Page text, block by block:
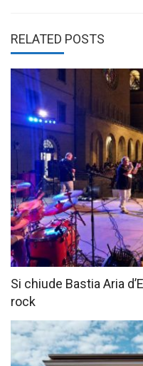
RELATED POSTS
Si chiude Bastia Aria
rock